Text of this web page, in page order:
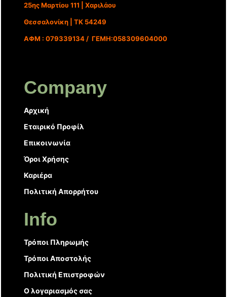
25ης Μαρτίου 111 | Χαριλάου
Θεσσαλονίκη | ΤΚ 54249
ΑΦΜ : 079339134 / ΓΕΜΗ:058309604000
Company
Αρχική
Εταιρικό Προφίλ
Επικοινωνία
Όροι Χρήσης
Καριέρα
Πολιτική Απορρήτου
Info
Τρόποι Πληρωμής
Τρόποι Αποστολής
Πολιτική Επιστροφών
Ο λογαριασμός σας